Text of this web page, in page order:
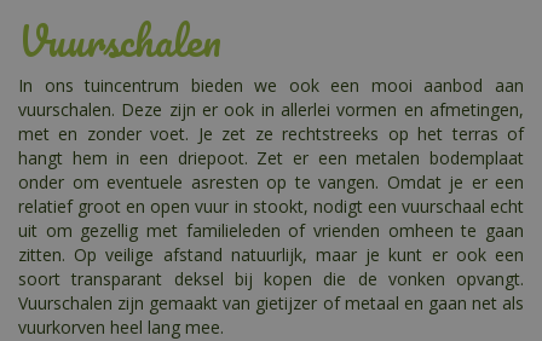
Vuurschalen
In ons tuincentrum bieden we ook een mooi aanbod aan
vuurschalen. Deze zijn er ook in allerlei vormen en afmetingen,
met en zonder voet. Je zet ze rechtstreeks op het terras of
hangt hem in een driepoot. Zet er een metalen bodemplaat
onder om eventuele asresten op te vangen. Omdat je er een
relatief groot en open vuur in stookt, nodigt een vuurschaal echt
uit om gezellig met familieleden of vrienden omheen te gaan
zitten. Op veilige afstand natuurlijk, maar je kunt er ook een
soort transparant deksel bij kopen die de vonken opvangt.
Vuurschalen zijn gemaakt van gietijzer of metaal en gaan net als
vuurkorven heel lang mee.